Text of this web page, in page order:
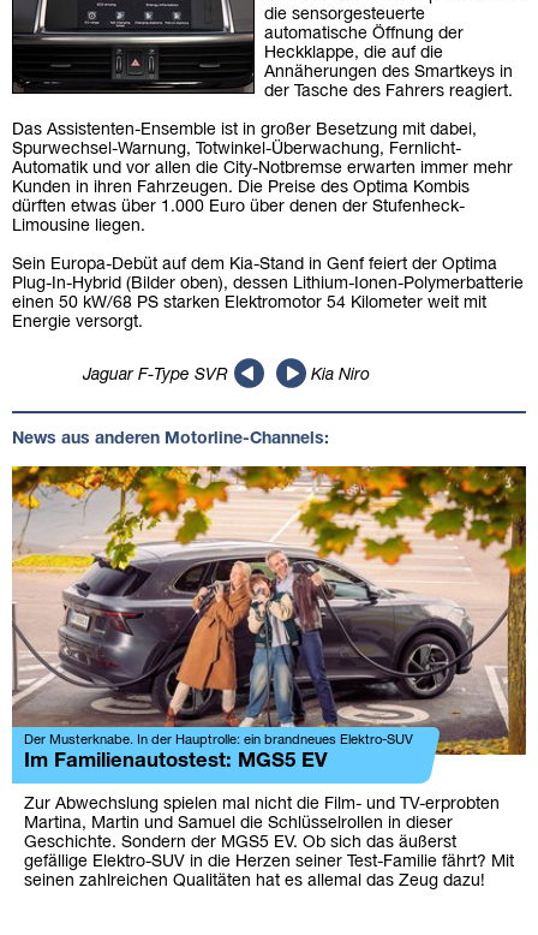
die sensorgesteuerte
automatische Öffnung der
Heckklappe, die auf die
Annäherungen des Smartkeys in
der Tasche des Fahrers reagiert.
Das Assistenten-Ensemble ist in großer Besetzung mit dabei,
Spurwechsel-Warnung, Totwinkel-Überwachung, Fernlicht-
Automatik und vor allen die City-Notbremse erwarten immer mehr
Kunden in ihren Fahrzeugen. Die Preise des Optima Kombis
dürften etwas über 1.000 Euro über denen der Stufenheck-
Limousine liegen.
Sein Europa-Debüt auf dem Kia-Stand in Genf feiert der Optima
Plug-In-Hybrid (Bilder oben), dessen Lithium-Ionen-Polymerbatterie
einen 50 kW/68 PS starken Elektromotor 54 Kilometer weit mit
Energie versorgt.
Jaguar F-Type SVR Kia Niro
News aus anderen Motorline-Channels:
Der Musterknabe. In der Hauptrolle: ein brandneues Elektro-SUV
Im Familienautostest: MGS5 EV
Zur Abwechslung spielen mal nicht die Film- und TV-erprobten
Martina, Martin und Samuel die Schlüsselrollen in dieser
Geschichte. Sondern der MGS5 EV. Ob sich das äußerst
gefällige Elektro-SUV in die Herzen seiner Test-Familie fährt? Mit
seinen zahlreichen Qualitäten hat es allemal das Zeug dazu!